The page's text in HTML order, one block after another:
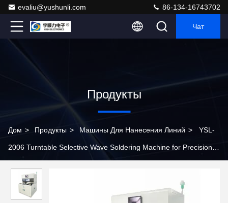
evaliu@yushunli.com 86-134-16743702
Чат
Продукты
Дом > Продукты > Машины Для Нанесения Линий > YSL-
2006 Turntable Selective Wave Soldering Machine for Precision